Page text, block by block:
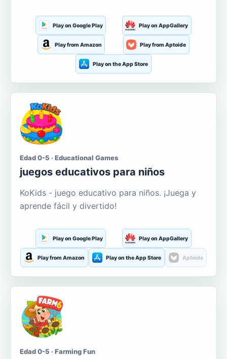
Play on Google Play Play on AppGallery
Play from Amazon Play from Aptoide
Play on the App Store
Edad 0-5 · Educational Games
juegos educativos para niños
KoKids - juego educativo para niños. ¡Juega y
aprende fácil y divertido!
Play on Google Play Play on AppGallery
Play from Amazon Play on the App Store Aptoide
Edad 0-5 · Farming Fun